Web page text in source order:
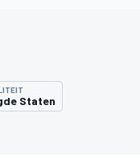
Staten